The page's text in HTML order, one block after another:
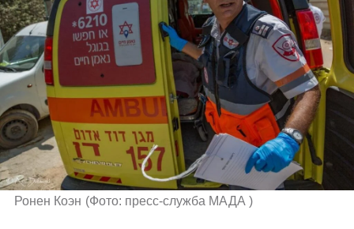
Ронен Коэн (Фото: пресс-служба МАДА )